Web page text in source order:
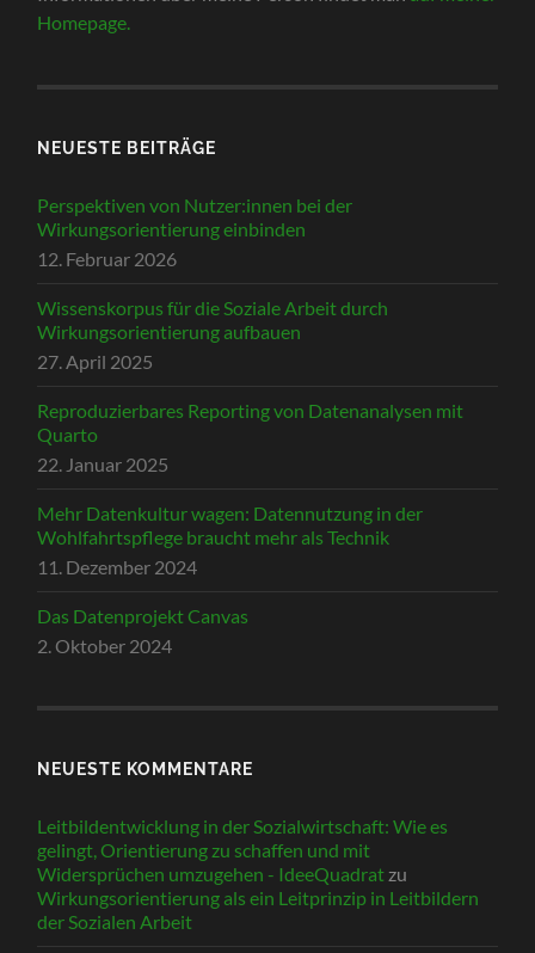
Homepage.
NEUESTE BEITRÄGE
Perspektiven von Nutzer:innen bei der
Wirkungsorientierung einbinden
12. Februar 2026
Wissenskorpus für die Soziale Arbeit durch
Wirkungsorientierung aufbauen
27. April 2025
Reproduzierbares Reporting von Datenanalysen mit
Quarto
22. Januar 2025
Mehr Datenkultur wagen: Datennutzung in der
Wohlfahrtspflege braucht mehr als Technik
11. Dezember 2024
Das Datenprojekt Canvas
2. Oktober 2024
NEUESTE KOMMENTARE
Leitbildentwicklung in der Sozialwirtschaft: Wie es
gelingt, Orientierung zu schaffen und mit
Widersprüchen umzugehen - IdeeQuadrat zu
Wirkungsorientierung als ein Leitprinzip in Leitbildern
der Sozialen Arbeit